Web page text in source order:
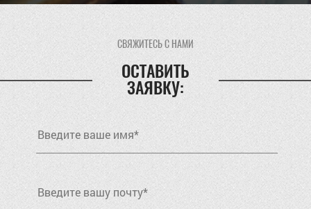
СВЯЖИТЕСЬ С НАМИ
ОСТАВИТЬ
ЗАЯВКУ: